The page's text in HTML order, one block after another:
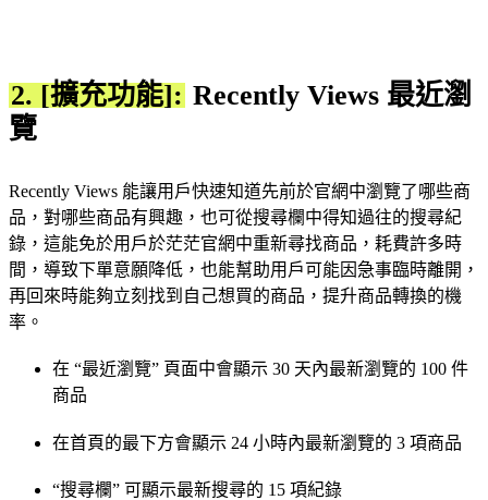
2. [擴充功能]: Recently Views 最近瀏
覽
Recently Views 能讓用戶快速知道先前於官網中瀏覽了哪些商
品，對哪些商品有興趣，也可從搜尋欄中得知過往的搜尋紀
錄，這能免於用戶於茫茫官網中重新尋找商品，耗費許多時
間，導致下單意願降低，也能幫助用戶可能因急事臨時離開，
再回來時能夠立刻找到自己想買的商品，提升商品轉換的機
率。
在 “最近瀏覽” 頁面中會顯示 30 天內最新瀏覽的 100 件
商品
在首頁的最下方會顯示 24 小時內最新瀏覽的 3 項商品
“搜尋欄” 可顯示最新搜尋的 15 項紀錄